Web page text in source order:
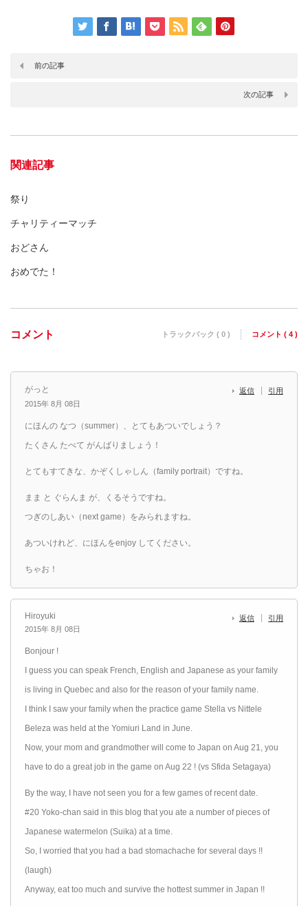
前の記事
次の記事
関連記事
祭り
チャリティーマッチ
おどさん
おめでた！
コメント トラックバック ( 0 ) コメント ( 4 )
がっと
2015年 8月 08日
返信 引用
にほんの なつ（summer）、とてもあついでしょう？
たくさん たべて がんばりましょう！
とてもすてきな、かぞくしゃしん（family portrait）ですね。
まま と ぐらんま が、くるそうですね。
つぎのしあい（next game）をみられますね。
あついけれど、にほんをenjoy してください。
ちゃお！
Hiroyuki
2015年 8月 08日
返信 引用
Bonjour !
I guess you can speak French, English and Japanese as your family
is living in Quebec and also for the reason of your family name.
I think I saw your family when the practice game Stella vs Nittele
Beleza was held at the Yomiuri Land in June.
Now, your mom and grandmother will come to Japan on Aug 21, you
have to do a great job in the game on Aug 22 ! (vs Sfida Setagaya)
By the way, I have not seen you for a few games of recent date.
#20 Yoko-chan said in this blog that you ate a number of pieces of
Japanese watermelon (Suika) at a time.
So, I worried that you had a bad stomachache for several days !!
(laugh)
Anyway, eat too much and survive the hottest summer in Japan !!